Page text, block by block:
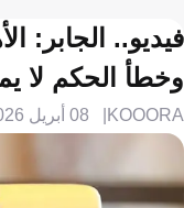
فيديو.. الجابر:
وخطأ الحكم لا
KOOORA 08 أبريل 2026